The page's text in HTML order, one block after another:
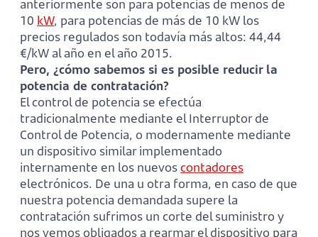
anteriormente son para potencias de menos de
10 kW, para potencias de más de 10 kW los
precios regulados son todavía más altos: 44,44
€/kW al año en el año 2015.
Pero, ¿cómo sabemos si es posible reducir la
potencia de contratación?
El control de potencia se efectúa
tradicionalmente mediante el Interruptor de
Control de Potencia, o modernamente mediante
un dispositivo similar implementado
internamente en los nuevoscontadores
electrónicos. De una u otra forma, en caso de que
nuestra potencia demandada supere la
contratación sufrimos un corte del suministro y
nos vemos obligados a rearmar el dispositivo para